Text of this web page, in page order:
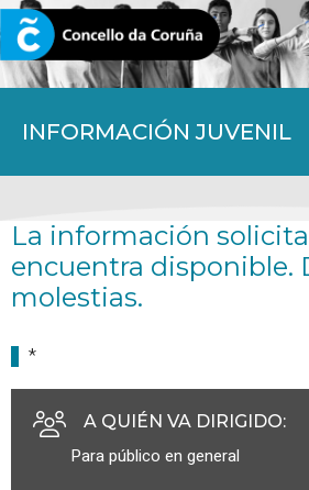
INFORMACIÓN JUVENIL
CORUNA.GAL
La información
encuentra disponible.
molestias.
*
A QUIÉN VA DIRIGIDO:
Para público en general